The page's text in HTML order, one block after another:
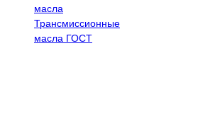
масла
Трансмиссионные
масла ГОСТ